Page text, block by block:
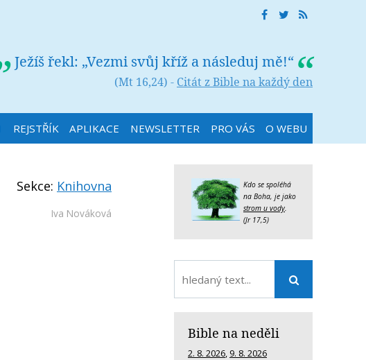
Ježíš řekl: „Vezmi svůj kříž a následuj mě!“
(Mt 16,24) - Citát z Bible na každý den
REJSTŘÍK APLIKACE NEWSLETTER PRO VÁS O WEBU
Sekce: Knihovna
Iva Nováková
Kdo se spoléhá
na Boha, je jako
strom u vody.
(Jr 17,5)
Bible na neděli
2. 8. 2026, 9. 8. 2026